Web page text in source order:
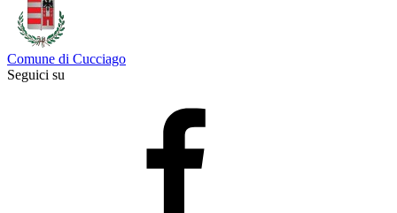
Comune di Cucciago
Seguici su